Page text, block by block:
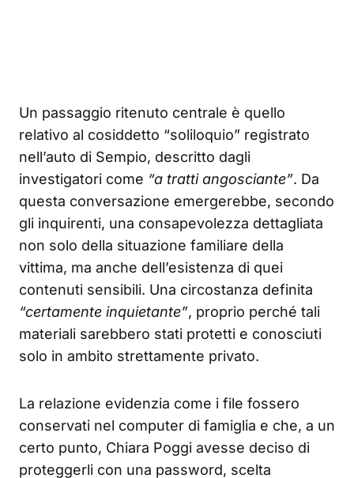
Un passaggio ritenuto centrale è quello
relativo al cosiddetto “soliloquio” registrato
nell’auto di Sempio, descritto dagli
investigatori come “a tratti angosciante”. Da
questa conversazione emergerebbe, secondo
gli inquirenti, una consapevolezza dettagliata
non solo della situazione familiare della
vittima, ma anche dell’esistenza di quei
contenuti sensibili. Una circostanza definita
“certamente inquietante”, proprio perché tali
materiali sarebbero stati protetti e conosciuti
solo in ambito strettamente privato.
La relazione evidenzia come i file fossero
conservati nel computer di famiglia e che, a un
certo punto, Chiara Poggi avesse deciso di
proteggerli con una password, scelta